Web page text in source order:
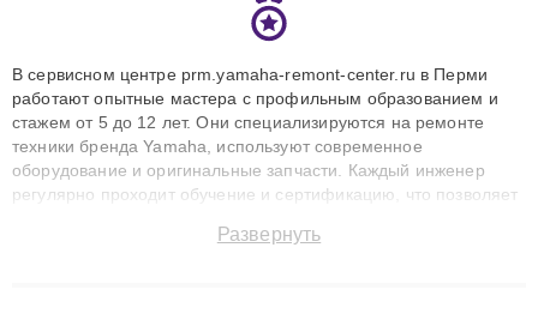
В сервисном центре prm.yamaha-remont-center.ru в Перми
работают опытные мастера с профильным образованием и
стажем от 5 до 12 лет. Они специализируются на ремонте
техники бренда Yamaha, используют современное
оборудование и оригинальные запчасти. Каждый инженер
регулярно проходит обучение и сертификацию, что позволяет
технику с сохранением гарантии до 3 лет. Наши мастера
Развернуть